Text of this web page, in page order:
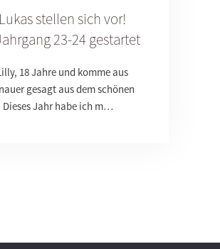
stellen sich vor!
23-24 gestartet
18 Jahre und komme aus
gesagt aus dem schönen
Dieses Jahr habe ich m…